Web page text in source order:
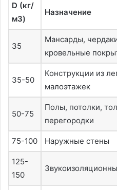
D (кг/
м3)
Назначение
35
Мансарды,
кровельные
35-50
Конструкции из
малоэтажек
50-75
Полы, потолки,
перегородки
75-100 Наружные стены
125-
150